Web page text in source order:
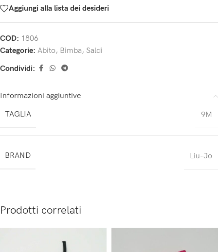
Aggiungi alla lista dei desideri
COD: 1806
Categorie: Abito, Bimba, Saldi
Condividi:
Informazioni aggiuntive
TAGLIA
9M
BRAND Liu-Jo
Prodotti correlati